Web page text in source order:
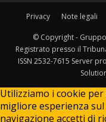
Privacy Note legali
© Copyright - Gruppo
Registrato presso il
ISSN 2532-7615 Server
Utilizziamo i cookie
migliore esperienza
navigazione accetti di